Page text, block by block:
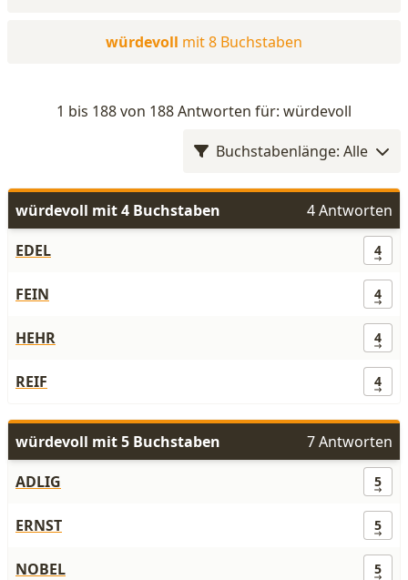
würdevoll mit 8 Buchstaben
1 bis 188 von 188 Antworten für: würdevoll
Buchstabenlänge: Alle
würdevoll mit 4 Buchstaben
4 Antworten
EDEL
4
FEIN 4
HEHR 4
REIF 4
würdevoll mit 5 Buchstaben
7 Antworten
ADLIG
5
ERNST 5
NOBEL 5